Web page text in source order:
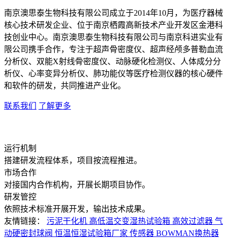
南京澳思泰生物科技有限公司成立于2014年10月，为医疗器械
核心技术研发企业、位于南京栖霞高新技术产业开发区金港科
技创业中心。南京澳思泰生物科技有限公司与南京科进实业有
限公司携手合作，专注于超声骨密度仪、超声经颅多普勒血流
分析仪、双能X射线骨密度仪、动脉硬化检测仪、人体成分分
析仪、心率变异分析仪、肺功能仪等医疗检测仪器的核心硬件
和软件的研发，共同推进产业化。
联系我们 了解更多
运行机制
搭建研发流程体系，项目按流程推进。
市场合作
对接国内合作机构，开展长期项目协作。
研发管控
依照技术标准开展开发，输出技术成果。
友情链接：
污泥干化机 高低温交变湿热试验箱 高效过滤器 气
动硬密封球阀 恒温恒湿试验箱厂家 传感器 BOWMAN换热器